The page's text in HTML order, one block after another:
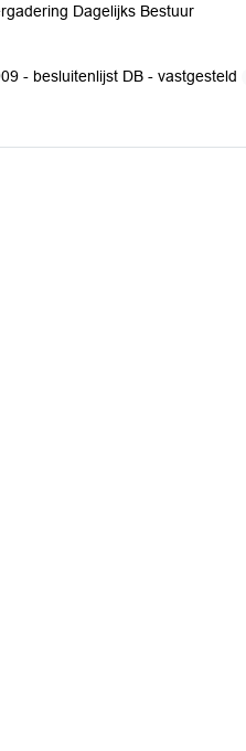
Dagelijks Bestuur
- besluitenlijst DB - vastgesteld